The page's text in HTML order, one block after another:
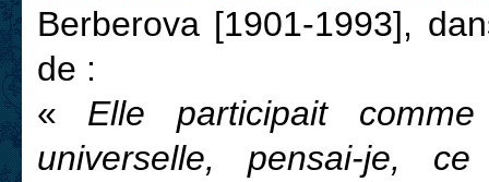
Berberova [1901-1993],
de :
« Elle participait
universelle, pensai-je,